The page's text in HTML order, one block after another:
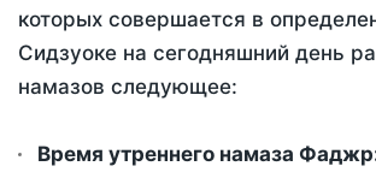
которых совершается в
Сидзуоке на сегодняшний день
намазов следующее:
Время утреннего намаза